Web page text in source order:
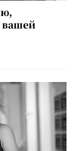
вашей